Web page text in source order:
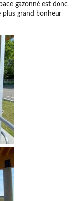
gazonné est donc
plus grand bonheur